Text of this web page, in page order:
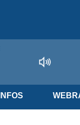
INFOS